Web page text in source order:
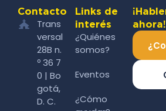
Contacto
Trans
versal
28B n.
º 36 7
0 | Bo
gotá,
D. C.
Links de
interés
¿Quiénes
somos?
Eventos
¿Cómo
ahora!